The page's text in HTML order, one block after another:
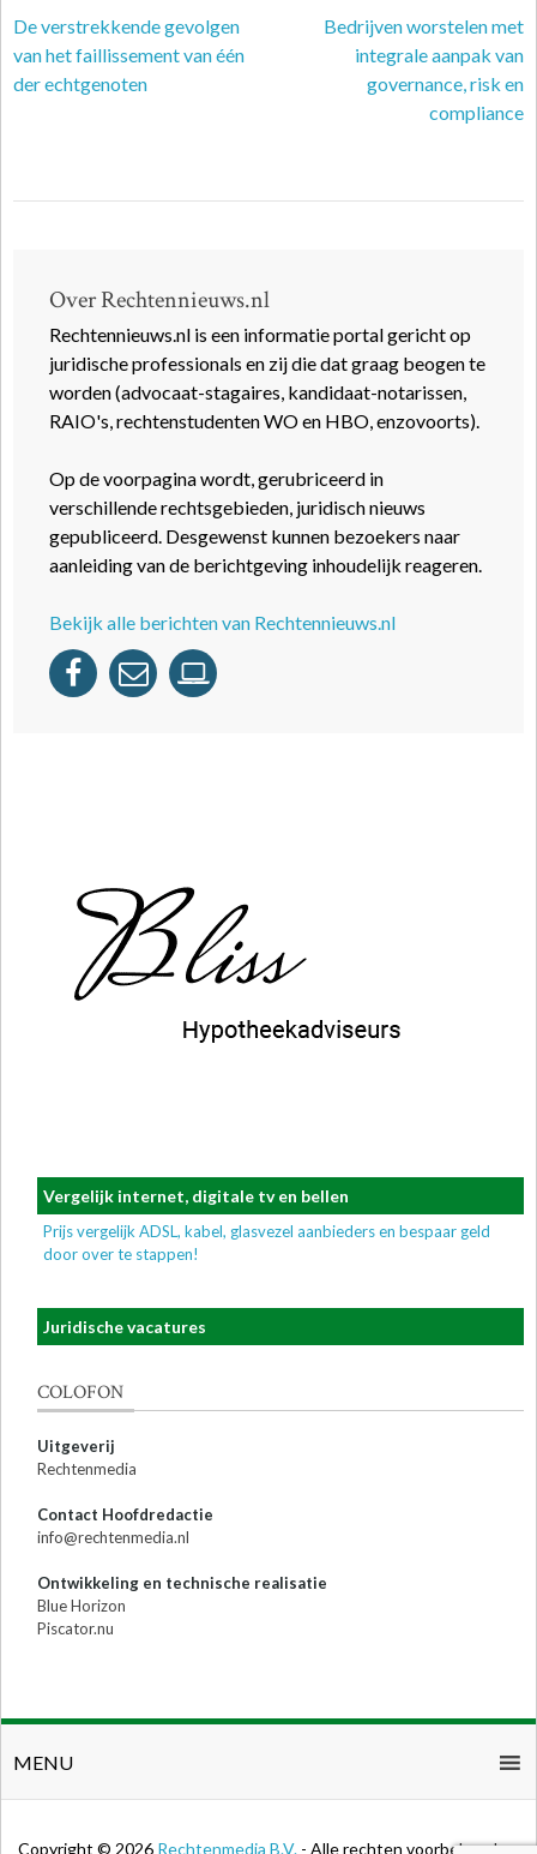
De verstrekkende gevolgen
van het faillissement van één
der echtgenoten
Bedrijven worstelen met
integrale aanpak van
governance, risk en
compliance
Over Rechtennieuws.nl
Rechtennieuws.nl is een informatie portal gericht op
juridische professionals en zij die dat graag beogen te
worden (advocaat-stagaires, kandidaat-notarissen,
RAIO's, rechtenstudenten WO en HBO, enzovoorts).
Op de voorpagina wordt, gerubriceerd in
verschillende rechtsgebieden, juridisch nieuws
gepubliceerd. Desgewenst kunnen bezoekers naar
aanleiding van de berichtgeving inhoudelijk reageren.
Bekijk alle berichten van Rechtennieuws.nl
Vergelijk internet, digitale tv en bellen
Prijs vergelijk ADSL, kabel, glasvezel aanbieders en bespaar geld
door over te stappen!
Juridische vacatures
COLOFON
Uitgeverij
Rechtenmedia
Contact Hoofdredactie
info@rechtenmedia.nl
Ontwikkeling en technische realisatie
Blue Horizon
Piscator.nu
MENU
Copyright © 2026 Rechtenmedia B.V. - Alle rechten voorbehouden.